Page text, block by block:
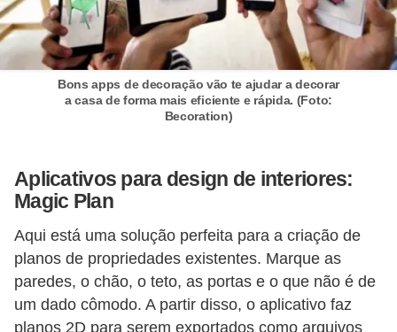
Bons apps de decoração vão te ajudar a decorar
a casa de forma mais eficiente e rápida. (Foto:
Becoration)
Aplicativos para design de interiores:
Magic Plan
Aqui está uma solução perfeita para a criação de
planos de propriedades existentes. Marque as
paredes, o chão, o teto, as portas e o que não é de
um dado cômodo. A partir disso, o aplicativo faz
planos 2D para serem exportados como arquivos
i
í
n
d
i
c
o